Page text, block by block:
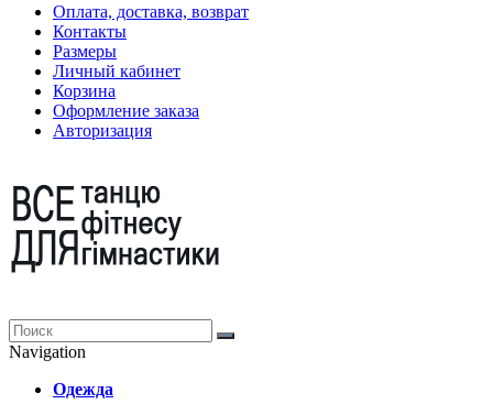
Оплата, доставка, возврат
Контакты
Размеры
Личный кабинет
Корзина
Оформление заказа
Авторизация
Navigation
Одежда